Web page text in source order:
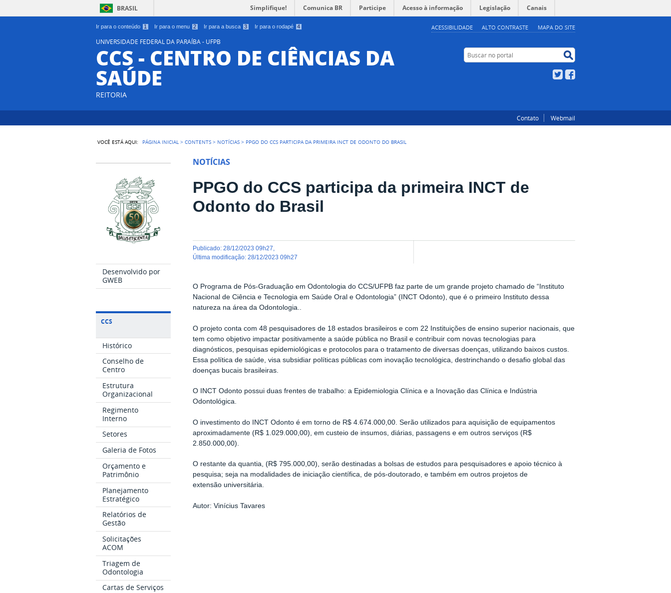
Ir para o conteúdo 1 Ir para o menu 2 Ir para a busca 3 Ir para o rodapé 4 ACESSIBILIDADE ALTO CONTRASTE MAPA DO SITE
BRASIL Simplifique! Comunica BR Participe Acesso à informação Legislação Canais
UNIVERSIDADE FEDERAL DA PARAÍBA - UFPB
CCS - CENTRO DE CIÊNCIAS DA
SAÚDE
REITORIA
Buscar no portal
Twitter
Contato Webmail
VOCÊ ESTÁ AQUI: PÁGINA INICIAL >CONTENTS > NOTÍCIAS > PPGO DO CCS PARTICIPA DA PRIMEIRA INCT DE ODONTO DO BRASIL
Desenvolvido por
GWEB
CCS
Histórico
Conselho de
Centro
Estrutura
Organizacional
Regimento
Interno
Setores
Galeria de Fotos
Orçamento e
Patrimônio
Planejamento
Estratégico
Relatórios de
Gestão
Solicitações
ACOM
Triagem de
Odontologia
Cartas de Serviços
NOTÍCIAS
PPGO do CCS participa da primeira INCT de
Odonto do Brasil
publicado:28/12/2023 09h27
última modificação:28/12/2023 09h27
O Programa de Pós-Graduação em Odontologia do CCS/UFPB faz parte de um grande projeto chamado de “Instituto
Nacional de Ciência e Tecnologia em Saúde Oral e Odontologia” (INCT Odonto), que é o primeiro Instituto dessa
natureza na área da Odontologia..
O projeto conta com 48 pesquisadores de 18 estados brasileiros e com 22 Instituições de ensino superior nacionais, que
tem como objetivo impactar positivamente a saúde pública no Brasil e contribuir com novas tecnologias para
diagnósticos, pesquisas epidemiológicas e protocolos para o tratamento de diversas doenças, utilizando baixos custos.
Essa política de saúde, visa subsidiar políticas públicas com inovação tecnológica, destrinchando o desafio global das
doenças bucais brasileiras.
O INCT Odonto possui duas frentes de trabalho: a Epidemiologia Clínica e a Inovação das Clínica e Indústria
Odontológica.
O investimento do INCT Odonto é em torno de R$ 4.674.000,00. Serão utilizados para aquisição de equipamentos
aproximadamente (R$ 1.029.000,00), em custeio de insumos, diárias, passagens e em outros serviços (R$
2.850.000,00).
O restante da quantia, (R$ 795.000,00), serão destinadas a bolsas de estudos para pesquisadores e apoio técnico à
pesquisa; seja na modalidades de iniciação científica, de pós-doutorado, e também em outros projetos de
extensão universitária.
Autor: Vinícius Tavares